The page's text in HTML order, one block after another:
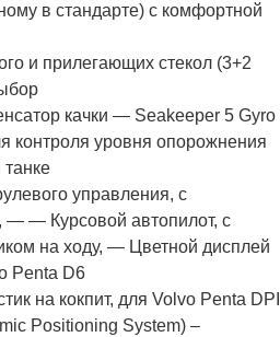
в стандарте) с комфортной
и прилегающих стекол (3+2
качки — Seakeeper 5 Gyro
уровня опорожнения
управления, с
— Курсовой автопилот, с
на ходу, — Цветной дисплей
Penta D6
на кокпит, для Volvo Penta DPI
Positioning System) –